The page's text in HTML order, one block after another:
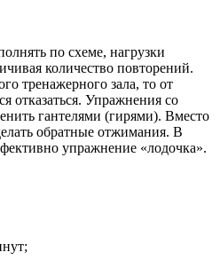
по схеме, нагрузки
количество повторений.
тренажерного зала, то от
отказаться. Упражнения со
гантелями (гирями). Вместо
обратные отжимания. В
упражнение «лодочка».